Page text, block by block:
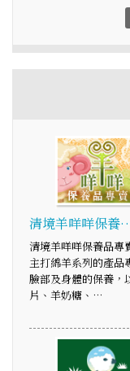
清境羊咩咩保養
清境羊咩咩保養品專
主打綿羊系列的產品
臉部及身體的保養，
片、羊奶糖、…